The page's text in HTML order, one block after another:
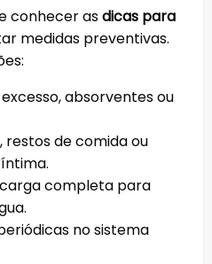
conhecer asdicas para
medidas preventivas.
absorventes ou
restos de comida ou
completa para
no sistema